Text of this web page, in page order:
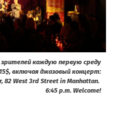
каждую первую среду
включая джазовый концерт:
82 West 3rd Street in Manhattan.
6:45 p.m. Welcome!